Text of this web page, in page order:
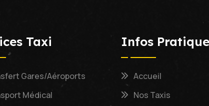
Taxi
Gares/Aéroports
Médical
Infos Pratique
Accueil
Nos Taxis